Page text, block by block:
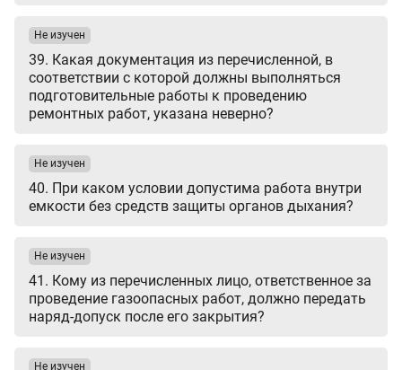
39. Какая документация из перечисленной, в
соответствии с которой должны выполняться
подготовительные работы к проведению
ремонтных работ, указана неверно?
Не изучен
40. При каком условии допустима работа внутри
емкости без средств защиты органов дыхания?
Не изучен
41. Кому из перечисленных лицо, ответственное за
проведение газоопасных работ, должно передать
наряд-допуск после его закрытия?
Не изучен
Не изучен